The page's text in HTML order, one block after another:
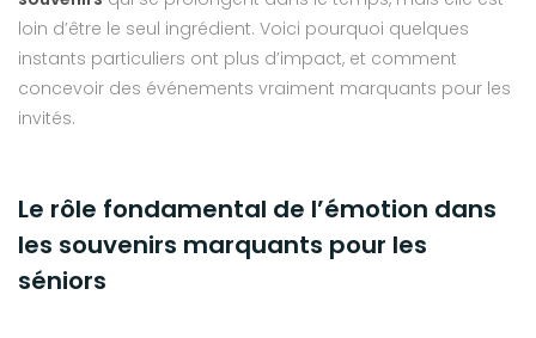
loin d’être le seul ingrédient. Voici pourquoi quelques
instants particuliers ont plus d’impact, et comment
concevoir des événements vraiment marquants pour les
invités.
Le rôle fondamental de l’émotion dans
les souvenirs marquants pour les
séniors